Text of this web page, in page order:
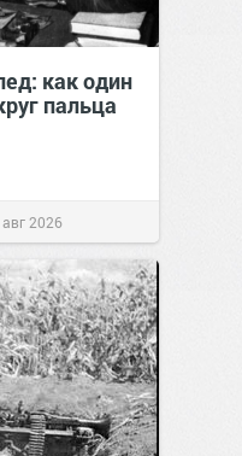
как один
пальца
2026